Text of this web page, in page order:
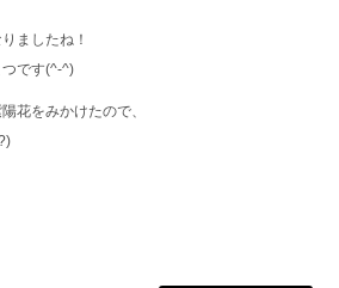
ましたね！
です(^-^)
花をみかけたので、